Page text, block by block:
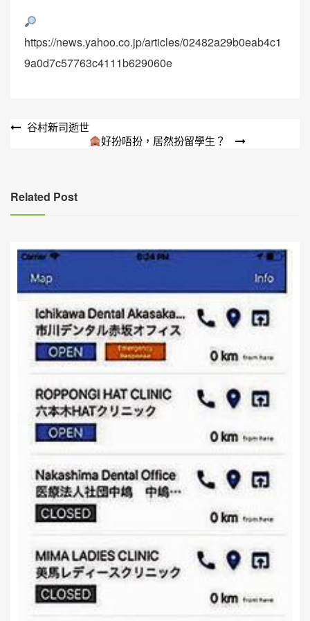
https://news.yahoo.co.jp/articles/02482a29b0eab4c1
9a0d7c57763c4111b629060e
文
覽
谷村新司逝世
好扮唔扮，居然扮留學生？
Related Post